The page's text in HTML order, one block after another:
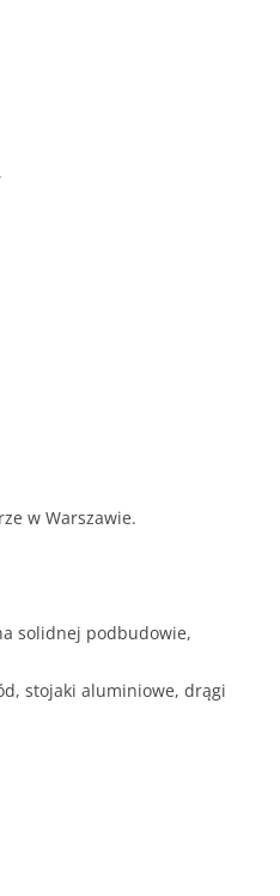
w Warszawie.
solidnej podbudowie,
stojaki aluminiowe, drągi